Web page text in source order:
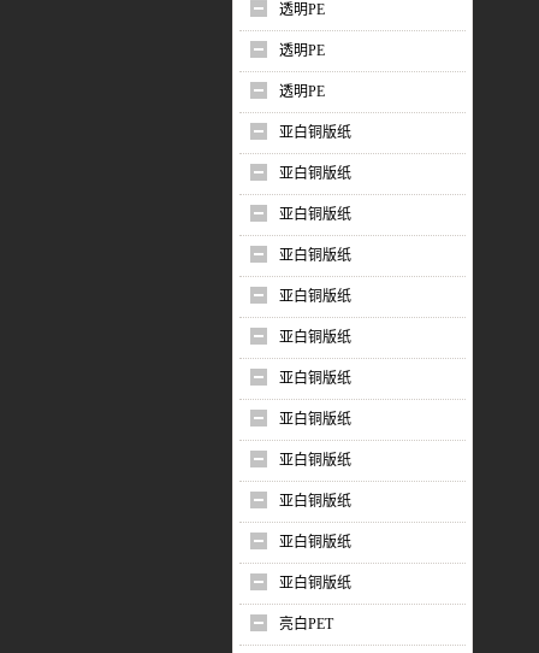
透明PE
透明PE
透明PE
亚白铜版纸
亚白铜版纸
亚白铜版纸
亚白铜版纸
亚白铜版纸
亚白铜版纸
亚白铜版纸
亚白铜版纸
亚白铜版纸
亚白铜版纸
亚白铜版纸
亚白铜版纸
亮白PET